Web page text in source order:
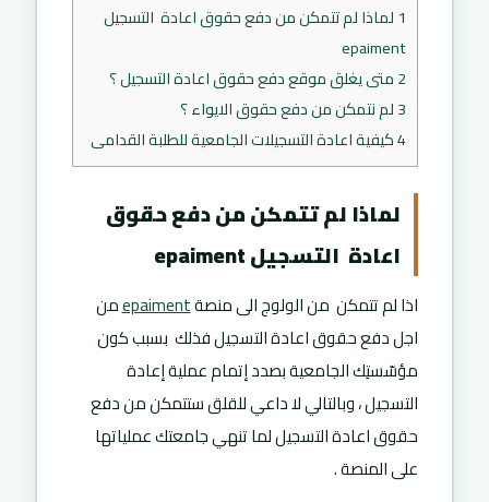
1 لماذا لم تتمكن من دفع حقوق اعادة التسجيل
epaiment
2متى يغلق موقع دفع حقوق اعادة التسجيل ؟
3لم نتمكن من دفع حقوق الايواء ؟
4كيفية اعادة التسجيلات الجامعية للطلبة القدامى
لماذا لم تتمكن من دفع حقوق
اعادة التسجيل epaiment
اذا لم تتمكن من الولوج الى منصةepaimentمن
اجل دفع حقوق اعادة التسجيل فذلك بسبب كون
مؤسّستِك الجامعية بصدد إتمام عملية إعادة
التسجيل ، وبالتالي لا داعي للقلق ستتمكن من دفع
حقوق اعادة التسجيل لما تنهي جامعتك عملياتها
على المنصة .